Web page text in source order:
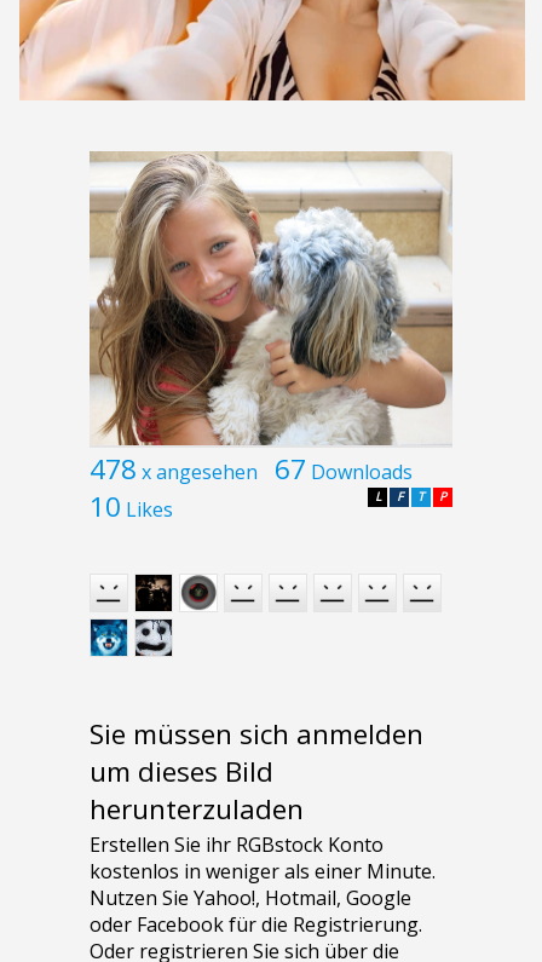
478 x angesehen 67 Downloads
10 Likes P
T
F
L
Sie müssen sich anmelden
um dieses Bild
herunterzuladen